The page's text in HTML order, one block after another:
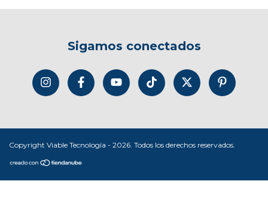
Sigamos conectados
Copyright Viable Tecnología - 2026. Todos los derechos reservados.